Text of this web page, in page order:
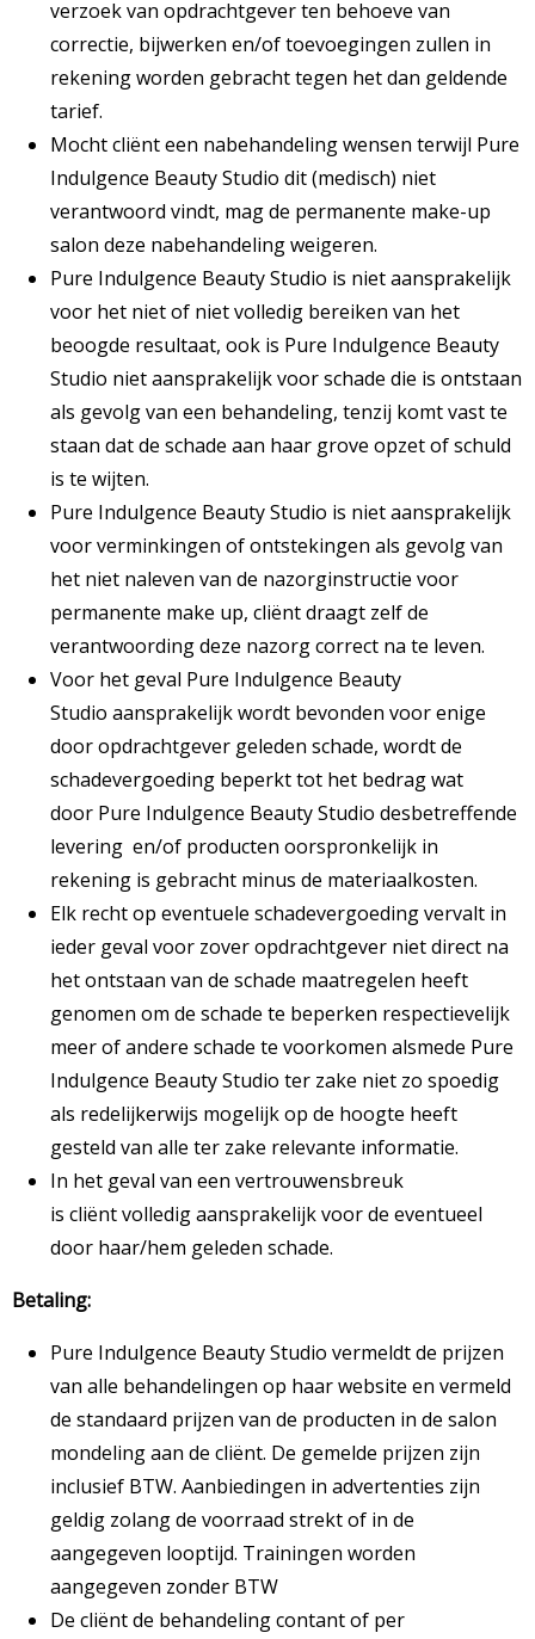
verzoek van opdrachtgever ten behoeve van
correctie, bijwerken en/of toevoegingen zullen in
rekening worden gebracht tegen het dan geldende
tarief.
Mocht cliënt een nabehandeling wensen terwijl Pure
Indulgence Beauty Studio dit (medisch) niet
verantwoord vindt, mag de permanente make-up
salon deze nabehandeling weigeren.
Pure Indulgence Beauty Studio is niet aansprakelijk
voor het niet of niet volledig bereiken van het
beoogde resultaat, ook is Pure Indulgence Beauty
Studio niet aansprakelijk voor schade die is ontstaan
als gevolg van een behandeling, tenzij komt vast te
staan dat de schade aan haar grove opzet of schuld
is te wijten.
Pure Indulgence Beauty Studio is niet aansprakelijk
voor verminkingen of ontstekingen als gevolg van
het niet naleven van de nazorginstructie voor
permanente make up, cliënt draagt zelf de
verantwoording deze nazorg correct na te leven.
Voor het geval Pure Indulgence Beauty
Studio aansprakelijk wordt bevonden voor enige
door opdrachtgever geleden schade, wordt de
schadevergoeding beperkt tot het bedrag wat
door Pure Indulgence Beauty Studio desbetreffende
levering en/of producten oorspronkelijk in
rekening is gebracht minus de materiaalkosten.
Elk recht op eventuele schadevergoeding vervalt in
ieder geval voor zover opdrachtgever niet direct na
het ontstaan van de schade maatregelen heeft
genomen om de schade te beperken respectievelijk
meer of andere schade te voorkomen alsmede Pure
Indulgence Beauty Studio ter zake niet zo spoedig
als redelijkerwijs mogelijk op de hoogte heeft
gesteld van alle ter zake relevante informatie.
In het geval van een vertrouwensbreuk
is cliënt volledig aansprakelijk voor de eventueel
door haar/hem geleden schade.
Betaling:
Pure Indulgence Beauty Studio vermeldt de prijzen
van alle behandelingen op haar website en vermeld
de standaard prijzen van de producten in de salon
mondeling aan de cliënt. De gemelde prijzen zijn
inclusief BTW. Aanbiedingen in advertenties zijn
geldig zolang de voorraad strekt of in de
aangegeven looptijd. Trainingen worden
aangegeven zonder BTW
De cliënt de behandeling contant of per